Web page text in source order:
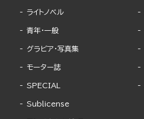
ライトノベル
青年・一般
グラビア・写真集
モーター誌
SPECIAL
Sublicense